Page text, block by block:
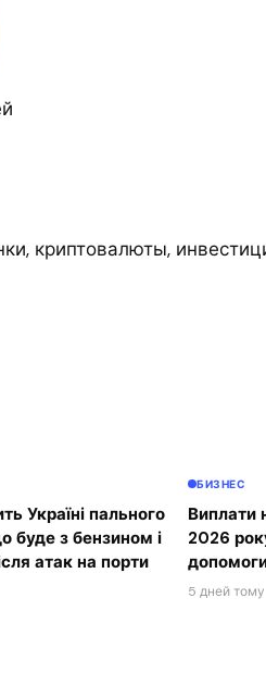
криптовалюты,
Україні пального
буде з бензином і
атак на порти
БИЗНЕС
Виплати
2026
5 дней тому